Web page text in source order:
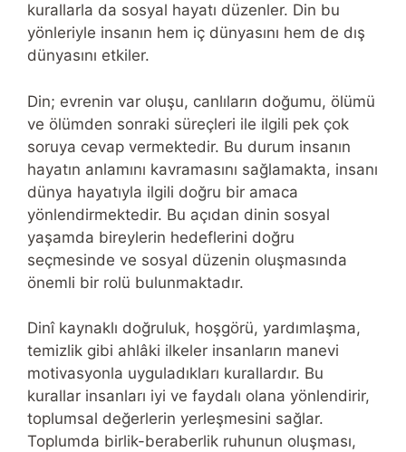
kurallarla da sosyal hayatı düzenler. Din bu
yönleriyle insanın hem iç dünyasını hem de dış
dünyasını etkiler.
Din; evrenin var oluşu, canlıların doğumu, ölümü
ve ölümden sonraki süreçleri ile ilgili pek çok
soruya cevap vermektedir. Bu durum insanın
hayatın anlamını kavramasını sağlamakta, insanı
dünya hayatıyla ilgili doğru bir amaca
yönlendirmektedir. Bu açıdan dinin sosyal
yaşamda bireylerin hedeflerini doğru
seçmesinde ve sosyal düzenin oluşmasında
önemli bir rolü bulunmaktadır.
Dinî kaynaklı doğruluk, hoşgörü, yardımlaşma,
temizlik gibi ahlâki ilkeler insanların manevi
motivasyonla uyguladıkları kurallardır. Bu
kurallar insanları iyi ve faydalı olana yönlendirir,
toplumsal değerlerin yerleşmesini sağlar.
Toplumda birlik-beraberlik ruhunun oluşması,